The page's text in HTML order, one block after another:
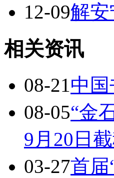
12-09解
相关资讯
08-21中
08-05“金
9月20日截
03-27首届